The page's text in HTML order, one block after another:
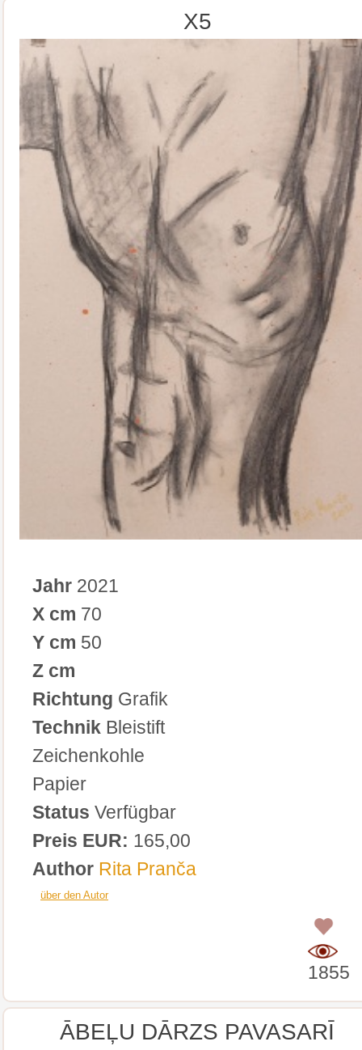
X5
Jahr 2021
X cm 70
Y cm 50
Z cm
Richtung Grafik
Technik Bleistift
Zeichenkohle
Papier
Status Verfügbar
Preis EUR: 165,00
Author Rita Pranča
über den Autor
1855
ĀBEĻU DĀRZS PAVASARĪ